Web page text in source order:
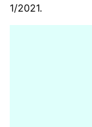
1/2021.